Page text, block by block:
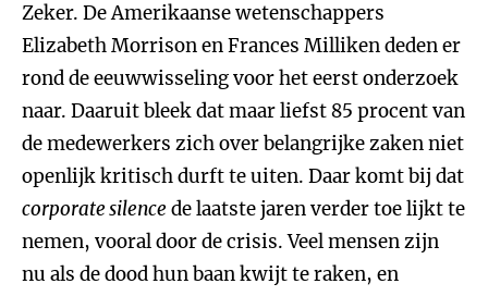
Zeker. De Amerikaanse wetenschappers
Elizabeth Morrison en Frances Milliken deden er
rond de eeuwwisseling voor het eerst onderzoek
naar. Daaruit bleek dat maar liefst 85 procent van
de medewerkers zich over belangrijke zaken niet
openlijk kritisch durft te uiten. Daar komt bij dat
corporate silence de laatste jaren verder toe lijkt te
nemen, vooral door de crisis. Veel mensen zijn
nu als de dood hun baan kwijt te raken, en